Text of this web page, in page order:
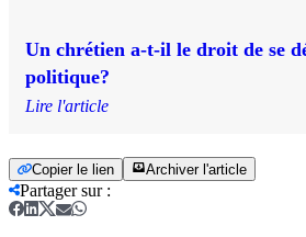
Un chrétien a-t-il le droit de se
politique?
Lire l'article
Copier le lien Archiver l'article
Partager sur: